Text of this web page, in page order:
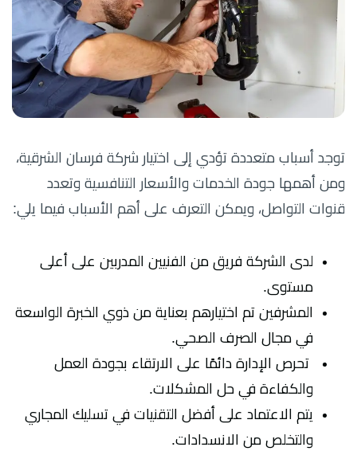
توجد أسباب متعددة تؤدي إلى اختيار شركة فرسان الشرقية،
ومن أهمها جودة الخدمات والأسعار التنافسية وتعدد
قنوات التواصل، ويمكن التعرف على أهم الأسباب فيما يلي:
لدى الشركة فريق من الفنيين المدربين على أعلى
مستوى.
المشرفين تم اختيارهم بعناية من ذوي الخبرة الواسعة
في مجال الصرف الصحي.
تحرص الإدارة دائمًا على الارتقاء بجودة العمل
والكفاءة في حل المشكلات.
يتم الاعتماد على أفضل التقنيات في تسليك المجاري
والتخلص من الانسدادات.